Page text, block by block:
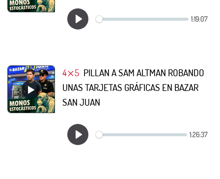
4⨯5 PILLAN A SAM ALTMAN ROBANDO
UNAS TARJETAS GRÁFICAS EN BAZAR
SAN JUAN